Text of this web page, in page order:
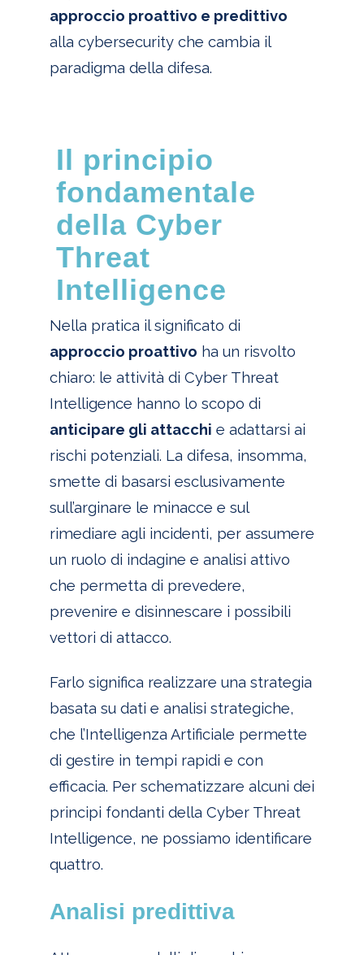
approccio proattivo e predittivo
alla cybersecurity che cambia il
paradigma della difesa.
Il principio
fondamentale
della Cyber
Threat
Intelligence
Nella pratica il significato di
approccio proattivo ha un risvolto
chiaro: le attività di Cyber Threat
Intelligence hanno lo scopo di
anticipare gli attacchi e adattarsi ai
rischi potenziali. La difesa, insomma,
smette di basarsi esclusivamente
sull’arginare le minacce e sul
rimediare agli incidenti, per assumere
un ruolo di indagine e analisi attivo
che permetta di prevedere,
prevenire e disinnescare i possibili
vettori di attacco.
Farlo significa realizzare una strategia
basata su dati e analisi strategiche,
che l’Intelligenza Artificiale permette
di gestire in tempi rapidi e con
efficacia. Per schematizzare alcuni dei
principi fondanti della Cyber Threat
Intelligence, ne possiamo identificare
quattro.
Analisi predittiva